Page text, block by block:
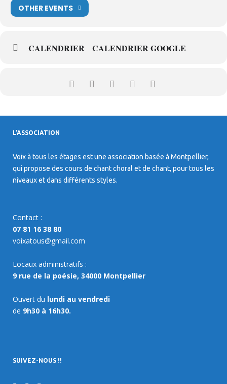
OTHER EVENTS
CALENDRIER CALENDRIER GOOGLE
L’ASSOCIATION
Voix à tous les étages est une association basée à Montpellier,
qui propose des cours de chant choral et de chant, pour tous les
niveaux et dans différents styles.
Contact :
07 81 16 38 80
voixatous@gmail.com
Locaux administratifs :
9 rue de la poésie, 34000 Montpellier
Ouvert du lundi au vendredi
de 9h30 à 16h30.
SUIVEZ-NOUS !!